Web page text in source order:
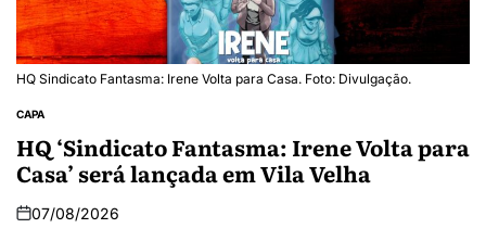
HQ Sindicato Fantasma: Irene Volta para Casa. Foto: Divulgação.
CAPA
HQ ‘Sindicato Fantasma: Irene Volta para
Casa’ será lançada em Vila Velha
07/08/2026